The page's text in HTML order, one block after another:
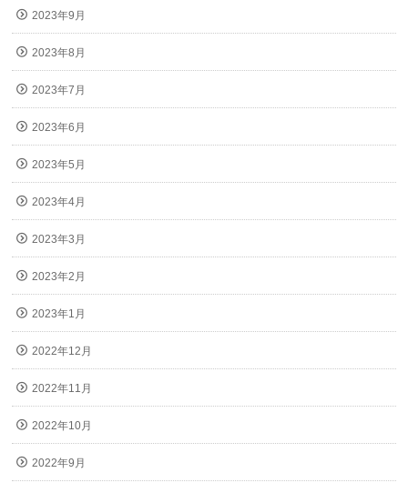
2023年9月
2023年8月
2023年7月
2023年6月
2023年5月
2023年4月
2023年3月
2023年2月
2023年1月
2022年12月
2022年11月
2022年10月
2022年9月